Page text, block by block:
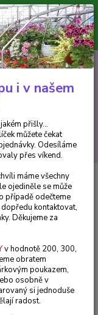
je 300 Kč.
balíček můžete čekat
Objednávky
Hledat
0ks
za0 Kč
Ozdobnice čínská -
Fontane-
za kus v
i v našem
přišly...
můžete čekat
Odesíláme
přes víkend.
máme všechny
ojediněle se může
případě odečteme
kontaktovat,
Děkujeme za
v hodnotě 200, 300,
obratem
poukazem,
osobně v
si jednoduše
radost.